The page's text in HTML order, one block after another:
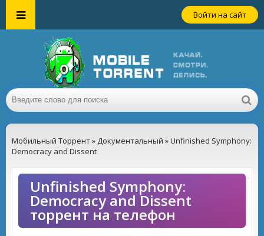
Войти на сайт
Мобильный Торрент» Документальный » Unfinished Symphony:
Democracy and Dissent
Unfinished Symphony:
Democracy and Dissent
торрент на телефон